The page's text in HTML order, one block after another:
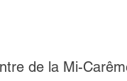
de la Mi-